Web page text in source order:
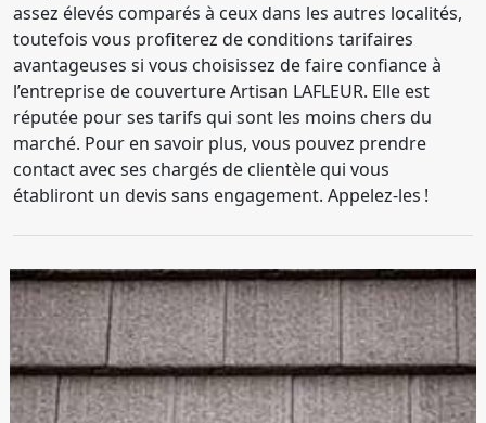
assez élevés comparés à ceux dans les autres localités,
toutefois vous profiterez de conditions tarifaires
avantageuses si vous choisissez de faire confiance à
l’entreprise de couverture Artisan LAFLEUR. Elle est
réputée pour ses tarifs qui sont les moins chers du
marché. Pour en savoir plus, vous pouvez prendre
contact avec ses chargés de clientèle qui vous
établiront un devis sans engagement. Appelez-les !